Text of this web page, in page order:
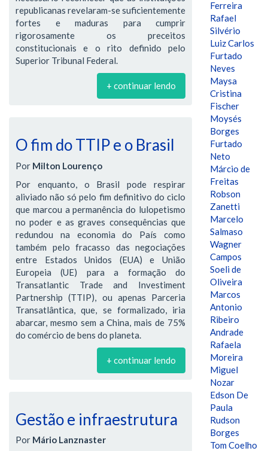
republicanas revelaram-se suficientemente
fortes e maduras para cumprir
rigorosamente os preceitos
constitucionais e o rito definido pelo
Superior Tribunal Federal.
+ continuar lendo
O fim do TTIP e o Brasil
Por Milton Lourenço
Por enquanto, o Brasil pode respirar
aliviado não só pelo fim definitivo do ciclo
que marcou a permanência do lulopetismo
no poder e as graves consequências que
redundou na economia do País como
também pelo fracasso das negociações
entre Estados Unidos (EUA) e União
Europeia (UE) para a formação do
Transatlantic Trade and Investiment
Partnership (TTIP), ou apenas Parceria
Transatlântica, que, se formalizado, iria
abarcar, mesmo sem a China, mais de 75%
do comércio de bens do planeta.
+ continuar lendo
Gestão e infraestrutura
Por Mário Lanznaster
Ferreira
Rafael
Silvério
Luiz Carlos
Furtado
Neves
Maysa
Cristina
Fischer
Moysés
Borges
Furtado
Neto
Márcio de
Freitas
Robson
Zanetti
Marcelo
Salmaso
Wagner
Campos
Soeli de
Oliveira
Marcos
Antonio
Ribeiro
Andrade
Rafaela
Moreira
Miguel
Nozar
Edson De
Paula
Rudson
Borges
Tom Coelho